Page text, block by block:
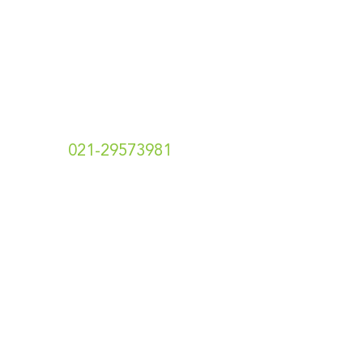
021-29573981